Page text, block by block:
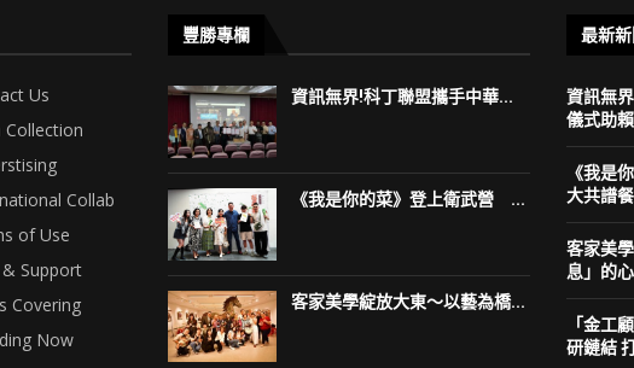
Us
Collection
Collab
of Use
& Support
Covering
Now
豐勝專欄
資訊無界!科丁聯盟攜手中華...
《我是你的菜》登上衛武營 ...
客家美學綻放大東～以藝為橋...
最新新
資訊無
儀式助
《我是
大共譜
客家美
息」的
「金工
研鏈結